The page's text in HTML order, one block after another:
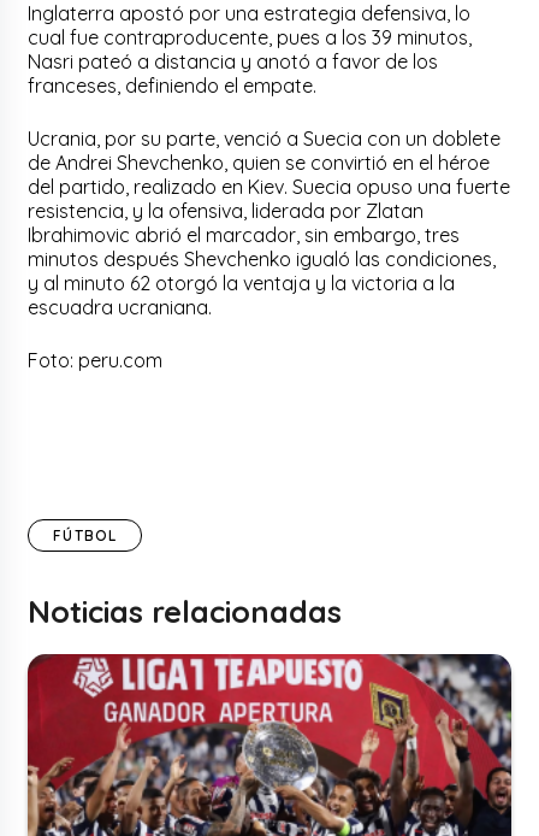
Inglaterra apostó por una estrategia defensiva, lo
cual fue contraproducente, pues a los 39 minutos,
Nasri pateó a distancia y anotó a favor de los
franceses, definiendo el empate.
Ucrania, por su parte, venció a Suecia con un doblete
de Andrei Shevchenko, quien se convirtió en el héroe
del partido, realizado en Kiev. Suecia opuso una fuerte
resistencia, y la ofensiva, liderada por Zlatan
Ibrahimovic abrió el marcador, sin embargo, tres
minutos después Shevchenko igualó las condiciones,
y al minuto 62 otorgó la ventaja y la victoria a la
escuadra ucraniana.
Foto: peru.com
FÚTBOL
Noticias relacionadas